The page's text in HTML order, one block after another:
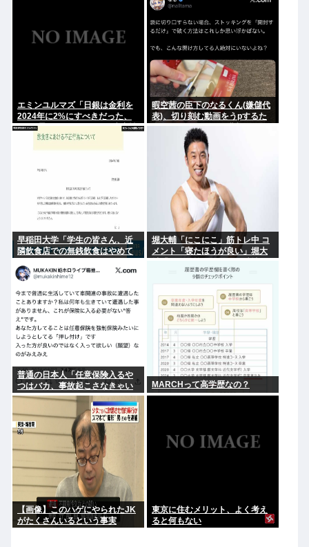
エミンユルマズ「日銀は金利を
2024年に2%にすべきだった、
2%で景気が悪くなるなら生産性
が低い利益が出せない企業、潰
暇空茜の臣下のなるくん(嫌儲代
表)、切り刻む動画をうpするた
めにストッキングを購入、ハサ
ミを入れて感触を楽しむ
早稲田大学「学生の皆さん、近
隣飲食店での無銭飲食はやめて
堀大輔「にこにこ」筋トレ中 コ
メント「寝たほうが良い」堀大
普通の日本人「任意保険入るや
つはバカ、事故起こさなきゃい
いだけ」
MARCHって高学歴なの？
【画像】このハゲにやられたJK
がたくさんいるという事実
東京に住むメリット、よく考え
ると何もない